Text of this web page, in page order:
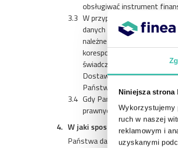
Niniejsza
Wykorzystujemy
ruch w naszej
reklamowym i
uzyskanymi
obsługiwać instrument
W przypadku
danych do kontaktu (w tym
należne Dostawcy, które to
korespondencję związaną z
świadczenie usług, które
Dostawcy, informacje na
Państwa przedsiębiorstwo.
Gdy Państwa dane
prawnych, nie będziemy
W jaki sposób gromadzimy
Państwa dane osobowe